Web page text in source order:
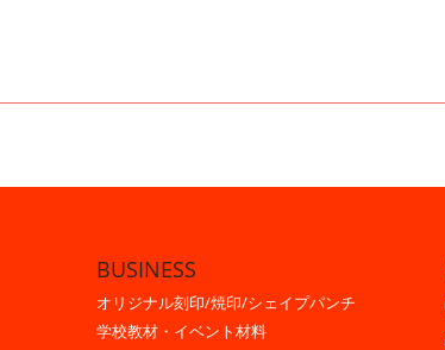
BUSINESS
オリジナル刻印/焼印/シェイプパンチ
学校教材・イベント材料